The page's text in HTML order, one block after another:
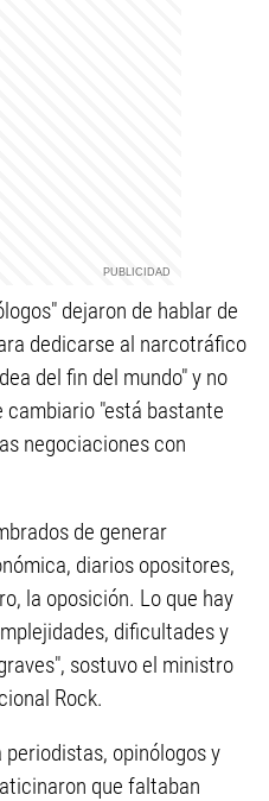
dejaron de hablar de
dedicarse al narcotráfico
del fin del mundo" y no
"está bastante
negociaciones con
de generar
diarios opositores,
la oposición. Lo que hay
dificultades y
sostuvo el ministro
Rock.
opinólogos y
que faltaban